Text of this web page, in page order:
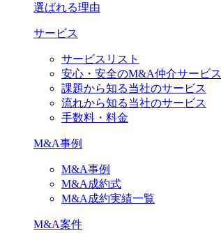
選ばれる理由
サービス
サービスリスト
安心・安全のM&A仲介サービス
課題から知る当社のサービス
流れから知る当社のサービス
手数料・料金
M&A事例
M&A事例
M&A成約式
M&A成約実績一覧
M&A案件